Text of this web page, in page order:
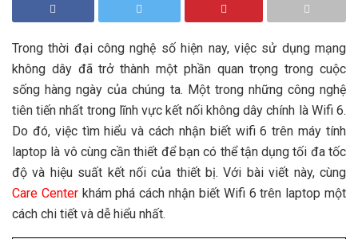
Trong thời đại công nghệ số hiện nay, việc sử dụng mạng
không dây đã trở thành một phần quan trọng trong cuộc
sống hàng ngày của chúng ta. Một trong những công nghệ
tiên tiến nhất trong lĩnh vực kết nối không dây chính là Wifi 6.
Do đó, việc tìm hiểu và cách nhận biết wifi 6 trên máy tính
laptop là vô cùng cần thiết để bạn có thể tận dụng tối đa tốc
độ và hiệu suất kết nối của thiết bị. Với bài viết này, cùng
Care Centerkhám phá cách nhận biết Wifi 6 trên laptop một
cách chi tiết và dễ hiểu nhất.